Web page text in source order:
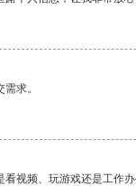
求。
视频、玩游戏还是工作